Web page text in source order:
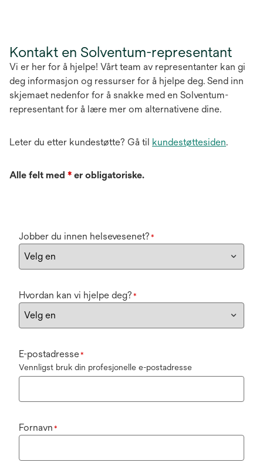
Kontakt en Solventum-representant
Vi er her for å hjelpe! Vårt team av representanter kan gi
deg informasjon og ressurser for å hjelpe deg. Send inn
skjemaet nedenfor for å snakke med en Solventum-
representant for å lære mer om alternativene dine.
Leter du etter kundestøtte? Gå til kundestøttesiden.
Alle felt med * er obligatoriske.
Jobber du innen helsevesenet? *
Hvordan kan vi hjelpe deg? *
E-postadresse*
Vennligst bruk din profesjonelle e-postadresse
Fornavn *